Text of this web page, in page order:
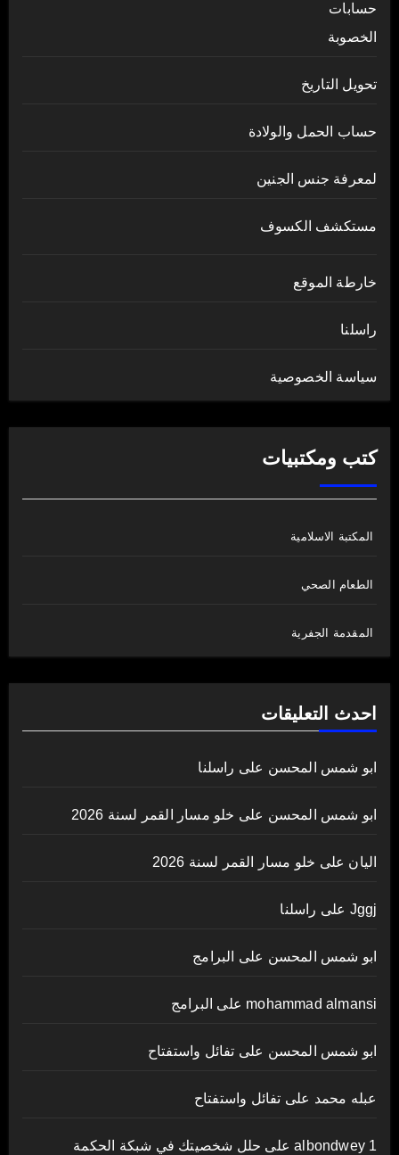
حسابات
الخصوبة
تحويل التاريخ
حساب الحمل والولادة
لمعرفة جنس الجنين
مستكشف الكسوف
خارطة الموقع
راسلنا
سياسة الخصوصية
كتب ومكتبيات
المكتبة الاسلامية
الطعام الصحي
المقدمة الجفرية
احدث التعليقات
ابو شمس المحسن على راسلنا
ابو شمس المحسن على خلو مسار القمر لسنة 2026
اليان على خلو مسار القمر لسنة 2026
Jggj على راسلنا
ابو شمس المحسن على البرامج
mohammad almansi على البرامج
ابو شمس المحسن على تفائل واستفتاح
عبله محمد على تفائل واستفتاح
albondwey 1على حلل شخصيتك في شبكة الحكمة